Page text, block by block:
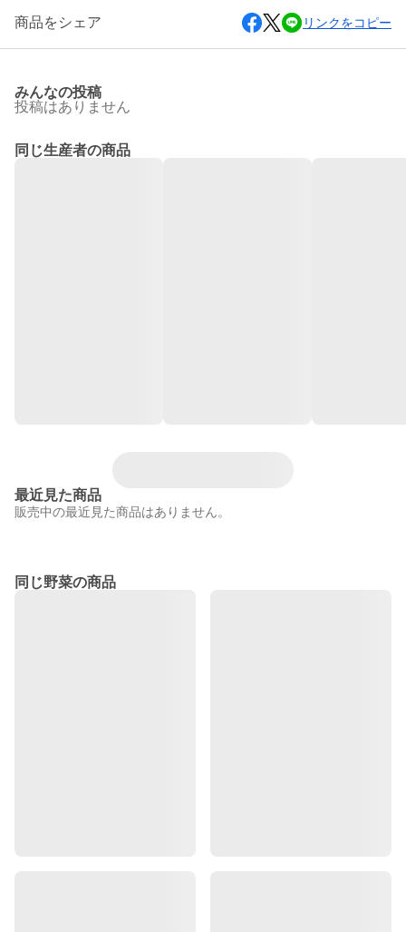
商品をシェア リンクをコピー
みんなの投稿
投稿はありません
同じ生産者の商品
最近見た商品
販売中の最近見た商品はありません。
同じ野菜の商品